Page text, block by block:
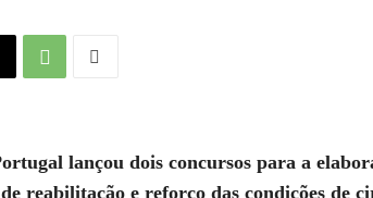
lançou dois concursos para a
reabilitação e reforço das condições de